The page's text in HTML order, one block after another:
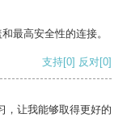
最高安全性的连接。
支持[0] 反对[0]
，让我能够取得更好的